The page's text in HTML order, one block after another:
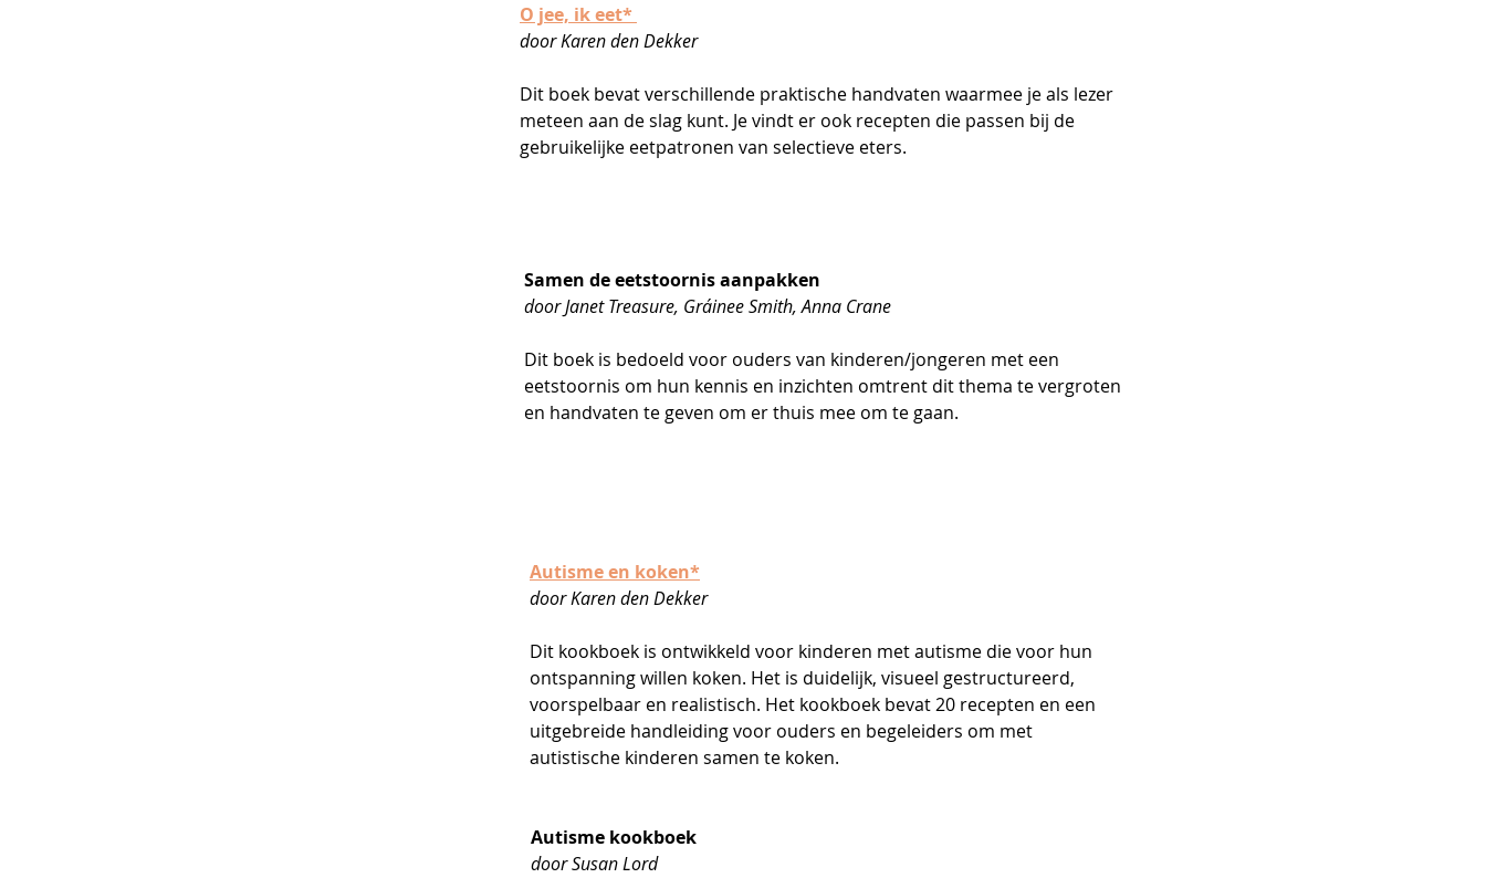
O jee, ik eet*
door Karen den Dekker
Dit boek bevat verschillende praktische handvaten waarmee je als lezer
meteen aan de slag kunt. Je vindt er ook recepten die passen bij de
gebruikelijke eetpatronen van selectieve eters.
Samen de eetstoornis aanpakken
door Janet Treasure, Gráinee Smith, Anna Crane
Dit boek is bedoeld voor ouders van kinderen/jongeren met een
eetstoornis om hun kennis en inzichten omtrent dit thema te vergroten
en handvaten te geven om er thuis mee om te gaan.
Autisme en koken*
door Karen den Dekker
Dit kookboek is ontwikkeld voor kinderen met autisme die voor hun
ontspanning willen koken. Het is duidelijk, visueel gestructureerd,
voorspelbaar en realistisch. Het kookboek bevat 20 recepten en een
uitgebreide handleiding voor ouders en begeleiders om met
autistische kinderen samen te koken.
Autisme kookboek
door Susan Lord